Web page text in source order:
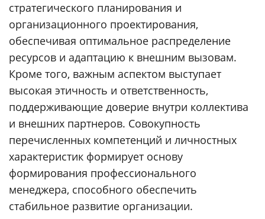
стратегического планирования и
организационного проектирования,
обеспечивая оптимальное распределение
ресурсов и адаптацию к внешним вызовам.
Кроме того, важным аспектом выступает
высокая этичность и ответственность,
поддерживающие доверие внутри коллектива
и внешних партнеров. Совокупность
перечисленных компетенций и личностных
характеристик формирует основу
формирования профессионального
менеджера, способного обеспечить
стабильное развитие организации.